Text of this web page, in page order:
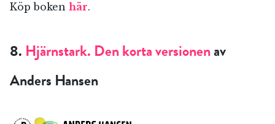
Köp boken här.
8. Hjärnstark. Den korta versionenav
Anders Hansen